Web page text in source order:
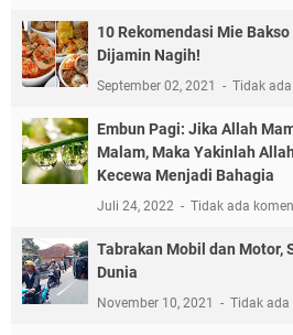
10 Rekomendasi Mie
Dijamin Nagih!
September 02, 2021 Tidak
Embun Pagi: Jika Allah
Malam, Maka Yakinlah
Kecewa Menjadi Bahagia
Juli 24, 2022 Tidak ada
Tabrakan Mobil dan Motor,
Dunia
November 10, 2021 Tidak